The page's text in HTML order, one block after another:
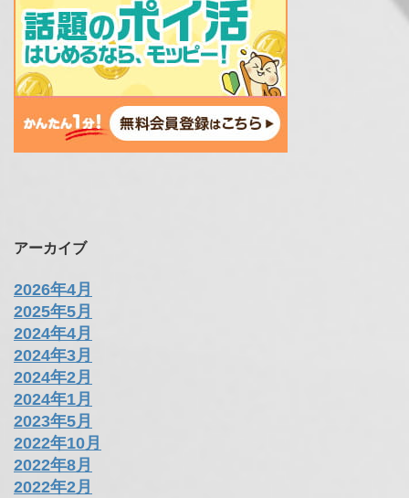
アーカイブ
2026年4月
2025年5月
2024年4月
2024年3月
2024年2月
2024年1月
2023年5月
2022年10月
2022年8月
2022年2月